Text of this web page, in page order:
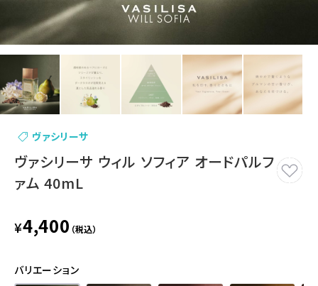
ヴァシリーサ
ヴァシリーサ ウィル ソフィア オードパルフ
ァム 40mL
¥4,400 （税込）
バリエーション